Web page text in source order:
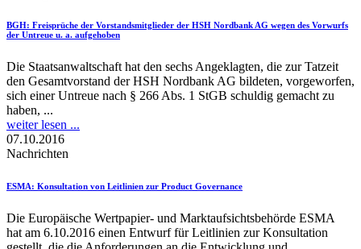
BGH: Freisprüche der Vorstandsmitglieder der HSH Nordbank AG wegen des Vorwurfs
der Untreue u. a. aufgehoben
Die Staatsanwaltschaft hat den sechs Angeklagten, die zur Tatzeit
den Gesamtvorstand der HSH Nordbank AG bildeten, vorgeworfen,
sich einer Untreue nach § 266 Abs. 1 StGB schuldig gemacht zu
haben, ...
weiter lesen ...
07.10.2016
Nachrichten
ESMA: Konsultation von Leitlinien zur Product Governance
Die Europäische Wertpapier- und Marktaufsichtsbehörde ESMA
hat am 6.10.2016 einen Entwurf für Leitlinien zur Konsultation